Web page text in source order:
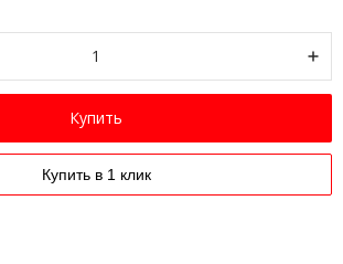
Купить
Купить в 1 клик